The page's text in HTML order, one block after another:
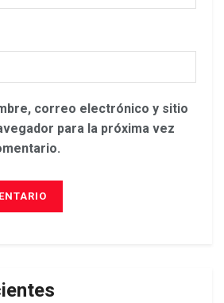
correo electrónico y sitio
para la próxima vez